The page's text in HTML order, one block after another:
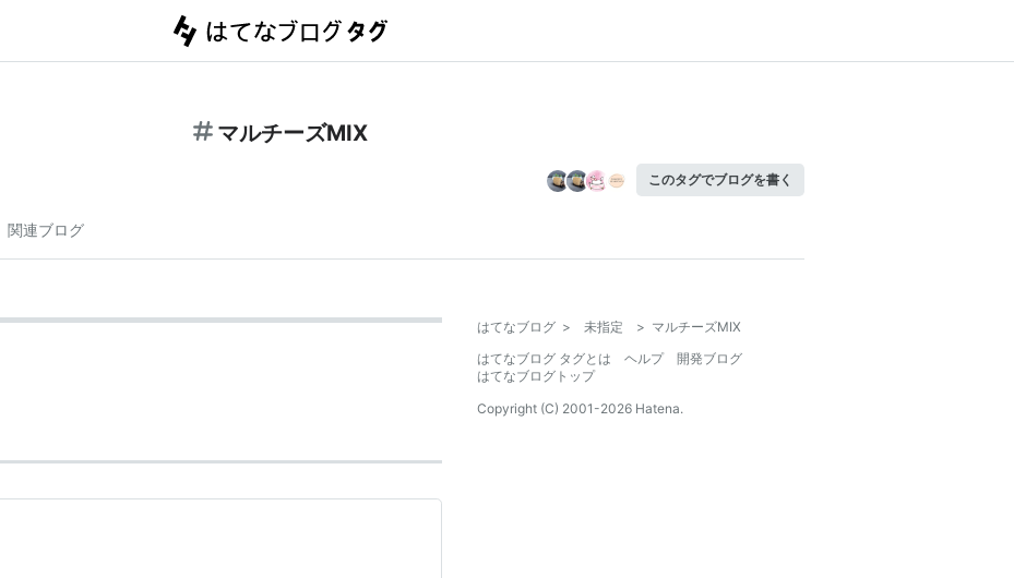
マルチーズMIX
このタグでブログを書く
関連ブログ
はてなブログ > 未指定 > マルチーズMIX
はてなブログ タグとは
ヘルプ
開発ブログ
はてなブログトップ
Copyright (C) 2001-2026 Hatena.